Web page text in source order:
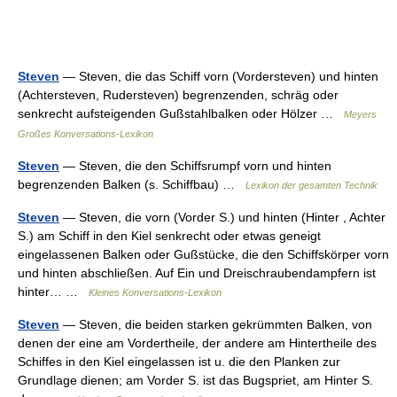
Steven — Steven, die das Schiff vorn (Vordersteven) und hinten
(Achtersteven, Rudersteven) begrenzenden, schräg oder
senkrecht aufsteigenden Gußstahlbalken oder Hölzer …
Meyers
Großes Konversations-Lexikon
Steven — Steven, die den Schiffsrumpf vorn und hinten
begrenzenden Balken (s. Schiffbau) …
Lexikon der gesamten Technik
Steven — Steven, die vorn (Vorder S.) und hinten (Hinter , Achter
S.) am Schiff in den Kiel senkrecht oder etwas geneigt
eingelassenen Balken oder Gußstücke, die den Schiffskörper vorn
und hinten abschließen. Auf Ein und Dreischraubendampfern ist
hinter… …
Kleines Konversations-Lexikon
Steven — Steven, die beiden starken gekrümmten Balken, von
denen der eine am Vordertheile, der andere am Hintertheile des
Schiffes in den Kiel eingelassen ist u. die den Planken zur
Grundlage dienen; am Vorder S. ist das Bugspriet, am Hinter S.